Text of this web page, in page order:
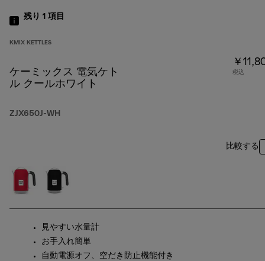
残り 1 項目
KMIX KETTLES
ケーミックス 電気ケト
ル クールホワイト
ZJX650J-WH
￥
税込
比較する
見やすい水量計
お手入れ簡単
自動電源オフ、空だき防止機能付き